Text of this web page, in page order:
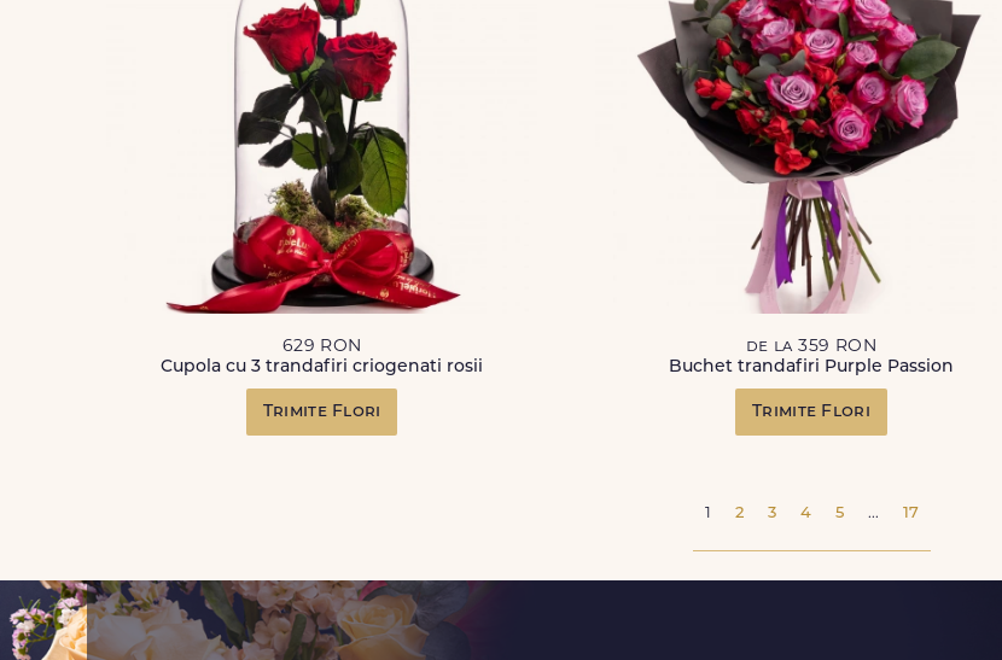
629 RON
Cupola cu 3 trandafiri criogenati rosii
Trimite Flori
de la 359 RON
Buchet trandafiri Purple Passion
Trimite Flori
1 2 3 4 5 ... 17